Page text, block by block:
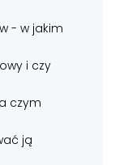
- w jakim
i czy
czym
ją